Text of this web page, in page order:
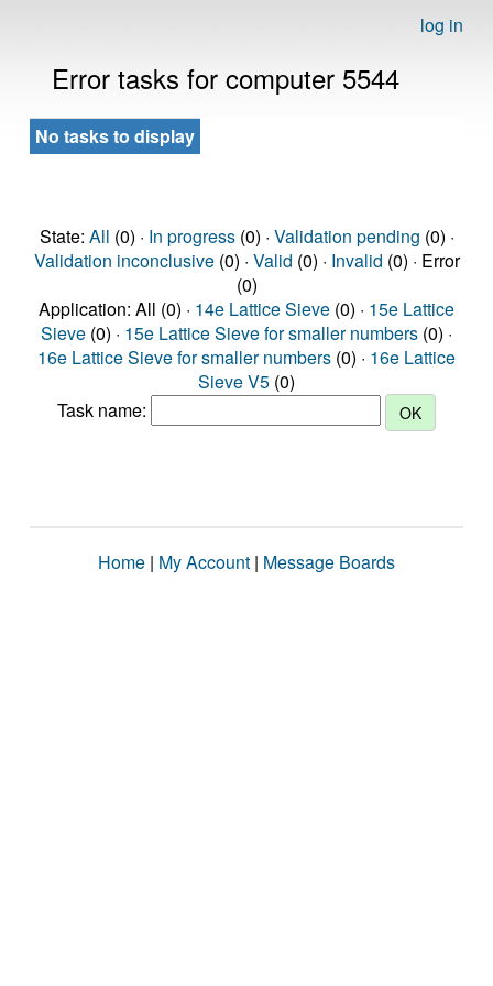
log in
Error tasks for computer 5544
No tasks to display
State: All (0) · In progress(0) · Validation pending (0) ·
Validation inconclusive(0) · Valid (0) · Invalid (0) · Error
(0)
Application: All (0) · 14e Lattice Sieve (0) · 15e Lattice
Sieve (0) · 15e Lattice Sieve for smaller numbers (0) ·
16e Lattice Sieve for smaller numbers (0) · 16e Lattice
Sieve V5 (0)
Task name:
Home | My Account | Message Boards